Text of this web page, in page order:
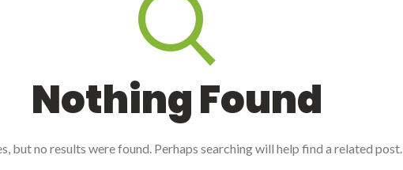
Nothing Found
but no results were found. Perhaps searching will help find a related post.